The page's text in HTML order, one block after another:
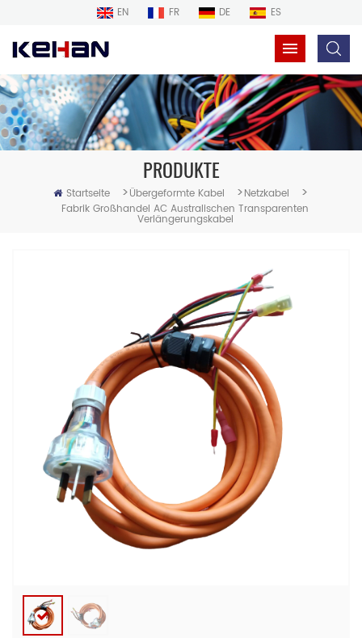
EN FR DE ES
PRODUKTE
Startseite >Übergeformte Kabel >Netzkabel >
Fabrik Großhandel AC Australischen Transparenten
Verlängerungskabel